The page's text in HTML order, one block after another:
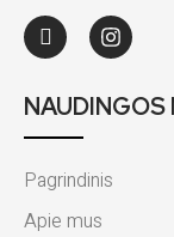
Pagrindinis
Apie mus